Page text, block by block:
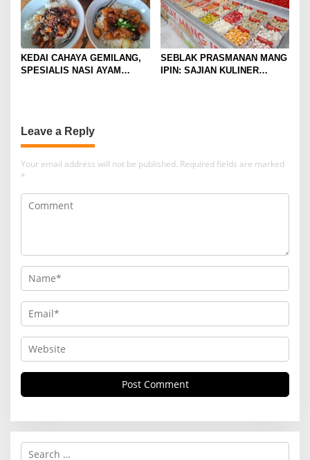
KEDAI CAHAYA GEMILANG,
SPESIALIS NASI AYAM
SEBLAK PRASMANAN MANG
IPIN: SAJIAN KULINER
Leave a Reply
Your email address will not be published. Required fields are marked
*
S